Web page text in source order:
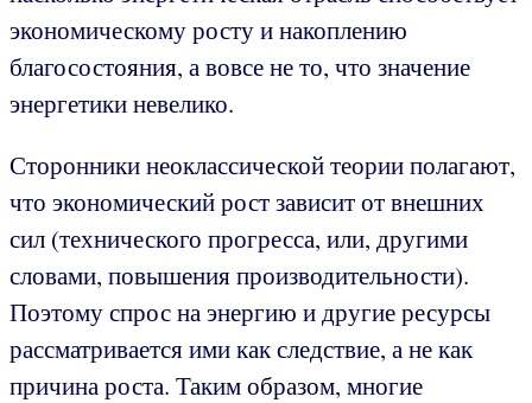
экономическому росту и накоплению
благосостояния, а вовсе не то, что значение
энергетики невелико.
Сторонники неоклассической теории полагают,
что экономический рост зависит от внешних
сил (технического прогресса, или, другими
словами, повышения производительности).
Поэтому спрос на энергию и другие ресурсы
рассматривается ими как следствие, а не как
причина роста. Таким образом, многие